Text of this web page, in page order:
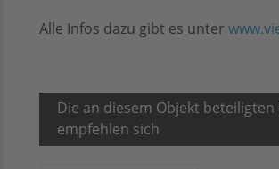
Alle Infos dazu gibt es unter
Die an diesem Objekt beteiligten
empfehlen sich